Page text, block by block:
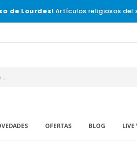
de Lourdes! Artículos religiosos del
OFERTAS BLOG LIVE